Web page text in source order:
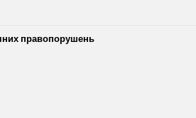
правопорушень